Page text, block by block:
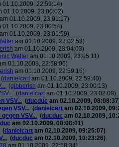
01.10.2009, 22:59:14)
01.10.2009, 23:00:02)
am 01.10.2009, 23:01:17)
01.10.2009, 23:00:54)
am 01.10.2009, 23:01:59)
am 01.10.2009, 23:02:53)
am 01.10.2009, 23:04:03)
Walter am 01.10.2009, 23:05:11)
01.10.2009, 22:58:06)
am 01.10.2009, 22:59:16)
(danielcart am 01.10.2009, 22:59:40)
(gibberish am 01.10.2009, 23:00:13)
(danielcart am 01.10.2009, 23:02:09)
VSV... (ducduc am 02.10.2009,
VSV... (danielcart am 02.10.2009,
VSV... (ducduc am 02.10.2009,
am 02.10.2009, 08:08:01)
(danielcart am 02.10.2009, 09:25:07)
(ducduc am 02.10.2009, 10:23:26)
am 01.10.2009, 22:58:34)